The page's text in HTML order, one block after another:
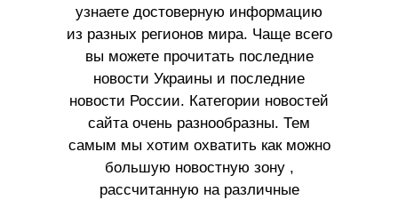
узнаете достоверную информацию
из разных регионов мира. Чаще всего
вы можете прочитать последние
новости Украины и последние
новости России. Категории новостей
сайта очень разнообразны. Тем
самым мы хотим охватить как можно
большую новостную зону ,
рассчитанную на различные